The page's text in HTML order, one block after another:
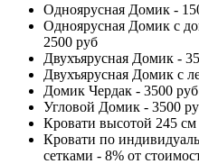
Одноярусная Домик -
Одноярусная Домик с
2500 руб
Двухъярусная Домик -
Двухъярусная Домик с
Домик Чердак - 3500 руб
Угловой Домик - 3500
Кровати высотой 245
Кровати по
сетками - 8% от